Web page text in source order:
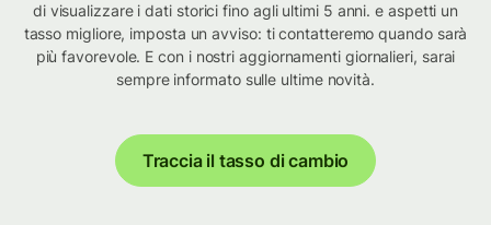
di visualizzare i dati storici fino agli ultimi 5 anni. e aspetti un
tasso migliore, imposta un avviso: ti contatteremo quando sarà
più favorevole. E con i nostri aggiornamenti giornalieri, sarai
sempre informato sulle ultime novità.
Traccia il tasso di cambio